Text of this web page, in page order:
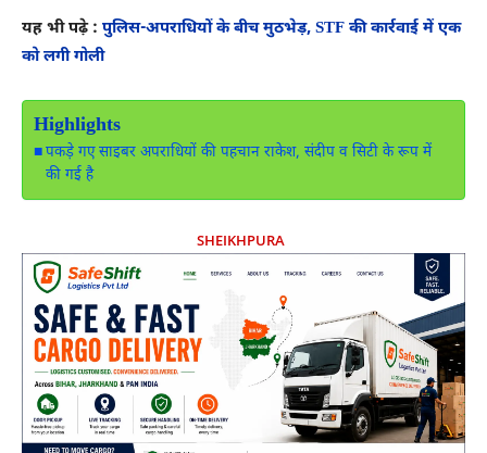
यह भी पढ़े : पुलिस-अपराधियों के बीच मुठभेड़, STF की कार्रवाई में एक
को लगी गोली
Highlights
पकड़े गए साइबर अपराधियों की पहचान राकेश, संदीप व सिटी के रूप में
की गई है
SHEIKHPURA